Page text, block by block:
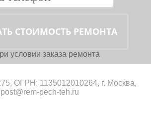
условии заказа ремонта
ОГРН: 1135012010264, г. Москва,
post@rem-pech-teh.ru